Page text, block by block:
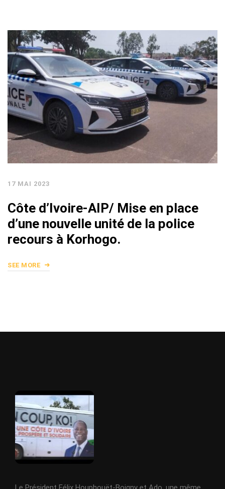
17 MAI 2023
Côte d’Ivoire-AIP/ Mise en place
d’une nouvelle unité de la police
recours à Korhogo.
SEE MORE